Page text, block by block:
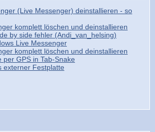
(Live Messenger) deinstallieren - so
komplett löschen und deinstallieren
by side fehler (Andi_van_helsing)
Live Messenger
komplett löschen und deinstallieren
per GPS in Tab-Snake
externer Festplatte